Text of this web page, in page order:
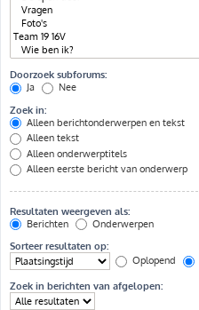
Doorzoek subforums:
Ja
Nee
Zoek in:
Alleen berichtonderwerpen en tekst
Alleen tekst
Alleen onderwerptitels
Alleen eerste bericht van onderwerp
Resultaten weergeven als:
Berichten
Onderwerpen
Sorteer resultaten op:
Oplopend
Zoek in berichten van afgelopen: